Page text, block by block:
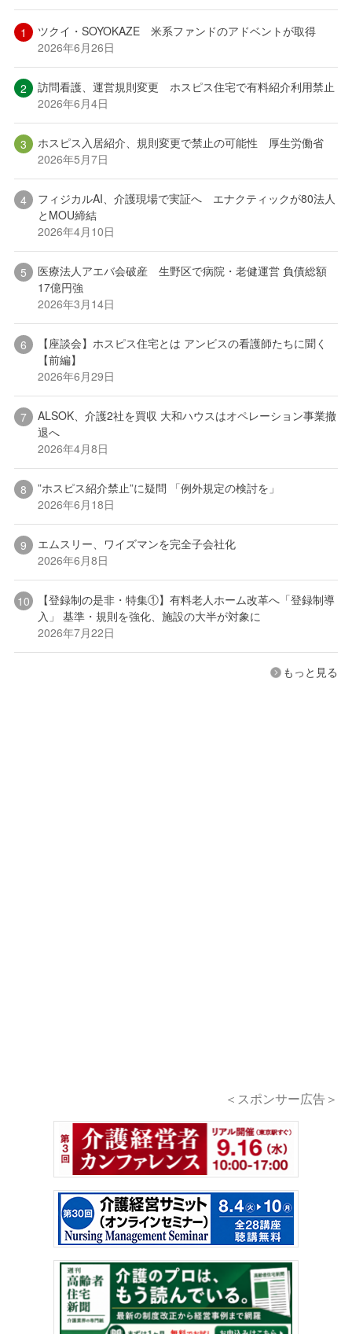
ツクイ・SOYOKAZE 米系ファンドのアドベントが取得
2026年6月26日
訪問看護、運営規則変更 ホスピス住宅で有料紹介利用禁止
2026年6月4日
ホスピス入居紹介、規則変更で禁止の可能性 厚生労働省
2026年5月7日
フィジカルAI、介護現場で実証へ エナクティックが80法人
とMOU締結
2026年4月10日
医療法人アエバ会破産 生野区で病院・老健運営 負債総額
17億円強
2026年3月14日
【座談会】ホスピス住宅とは アンビスの看護師たちに聞く
【前編】
2026年6月29日
ALSOK、介護2社を買収 大和ハウスはオペレーション事業撤
退へ
2026年4月8日
”ホスピス紹介禁止”に疑問 「例外規定の検討を」
2026年6月18日
エムスリー、ワイズマンを完全子会社化
2026年6月8日
【登録制の是非・特集①】有料老人ホーム改革へ「登録制導
入」 基準・規則を強化、施設の大半が対象に
2026年7月22日
もっと見る
＜スポンサー広告＞